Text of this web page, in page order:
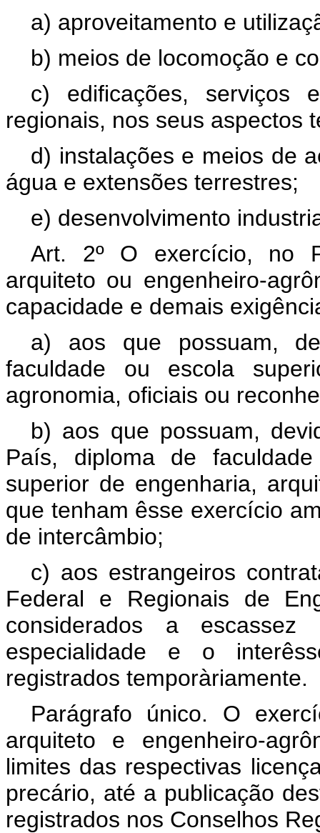
a) aproveitamento e
b) meios de locomoção e
c) edificações, serviços
regionais, nos seus aspectos
d) instalações e meios de
água e extensões terrestres;
e) desenvolvimento
Art. 2º O exercício, no
arquiteto ou engenheiro-
capacidade e demais
a) aos que possuam,
faculdade ou escola
agronomia, oficiais ou
b) aos que possuam,
País, diploma de
superior de engenharia,
que tenham êsse exercício
de intercâmbio;
c) aos estrangeiros
Federal e Regionais de
considerados a escassez
especialidade e o
registrados temporàriamente.
Parágrafo único. O
arquiteto e engenheiro-
limites das respectivas
precário, até a publicação
registrados nos Conselhos